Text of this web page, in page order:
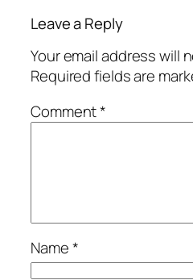
Leave a Reply
Your email address will
Required fields are
Comment*
Name*